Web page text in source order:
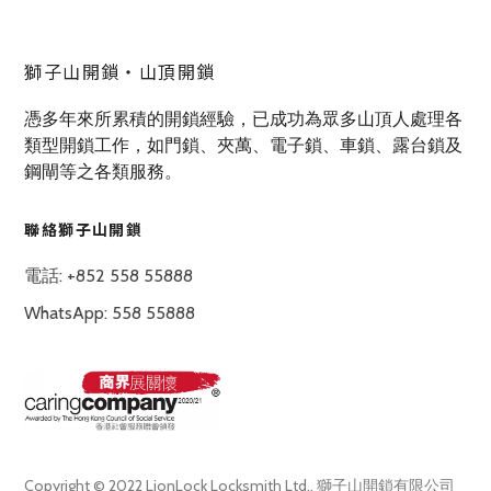
獅子山開鎖‧山頂開鎖
憑多年來所累積的開鎖經驗，已成功為眾多山頂人處理各
類型開鎖工作，如門鎖、夾萬、電子鎖、車鎖、露台鎖及
鋼閘等之各類服務。
聯絡獅子山開鎖
電話: +852 558 55888
WhatsApp: 558 55888
Copyright © 2022 LionLock Locksmith Ltd., 獅子山開鎖有限公司